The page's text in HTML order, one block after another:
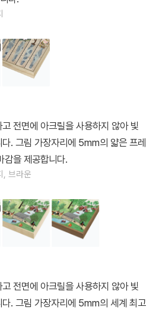
전면에 아크릴을 사용하지 않아 빛
. 그림 가장자리에 5mm의 얇은 프레
감을 제공합니다.
, 브라운
전면에 아크릴을 사용하지 않아 빛
. 그림 가장자리에 5mm의 세계 최고